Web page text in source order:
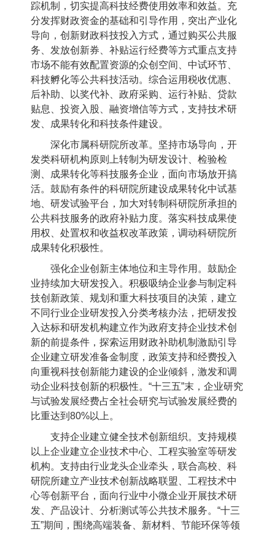
踪机制，切实提高科技经费使用效率和效益。充
分发挥财政资金的基础和引导作用，突出产业化
导向，创新财政科技投入方式，通过购买公共服
务、发放创新券、补贴运行经费等方式重点支持
市场不能有效配置资源的众创空间、中试环节、
科技孵化等公共科技活动。综合运用税收优惠、
后补助、以奖代补、政府采购、运行补贴、贷款
贴息、投资入股、融资增信等方式，支持技术研
发、成果转化和科技条件建设。
深化市属科研院所改革。坚持市场导向，开
发类科研机构原则上转制为研发设计、检验检
测、成果转化等科技服务企业，面向市场放开搞
活。鼓励有条件的科研院所建设成果转化中试基
地、研发试验平台，加大对转制科研院所承担的
公共科技服务的政府补贴力度。落实科技成果使
用权、处置权和收益权改革政策，调动科研院所
成果转化积极性。
强化企业创新主体地位和主导作用。鼓励企
业持续加大研发投入。积极吸纳企业参与制定科
技创新政策、规划和重大科技项目的决策，建立
不同行业企业研发投入分类考核办法，把研发投
入达标和研发机构建立作为政府支持企业技术创
新的前提条件，探索运用财政补助机制激励引导
企业建立研发准备金制度，政策支持和经费投入
向重视科技创新能力建设的企业倾斜，激发和调
动企业科技创新的积极性。“十三五”末，企业研究
与试验发展经费占全社会研究与试验发展经费的
比重达到 80%以上。
支持企业建立健全技术创新组织。支持规模
以上企业建立企业技术中心、工程实验室等研发
机构。支持由行业龙头企业牵头，联合高校、科
研院所建立产业技术创新战略联盟、工程技术中
心等创新平台，面向行业中小微企业开展技术研
发、产品设计、分析测试等公共技术服务。“十三
五”期间，围绕高端装备、新材料、节能环保等领